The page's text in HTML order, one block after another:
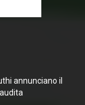
annunciano il